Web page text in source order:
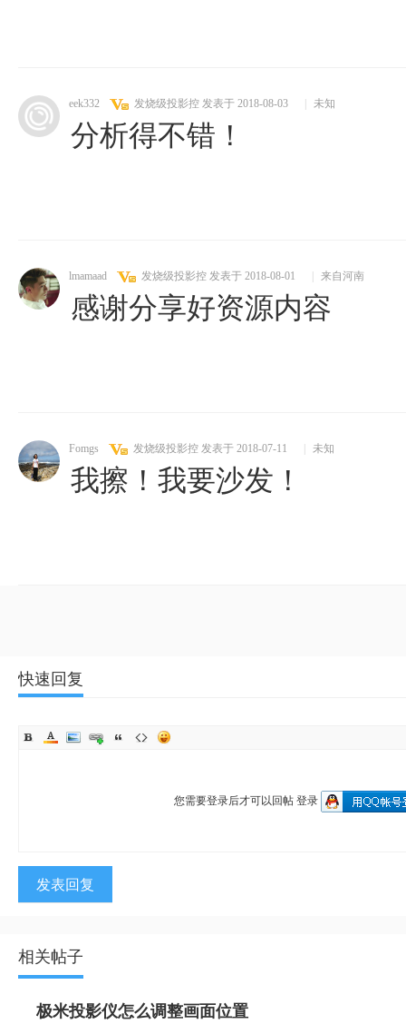
eek332 发烧级投影控 发表于 2018-08-03 未知
分析得不错！
lmamaad 发烧级投影控 发表于 2018-08-01 来自河南
感谢分享好资源内容
Fomgs 发烧级投影控 发表于 2018-07-11 未知
我擦！我要沙发！
快速回复
您需要登录后才可以回帖 登录
发表回复
相关帖子
极米投影仪怎么调整画面位置